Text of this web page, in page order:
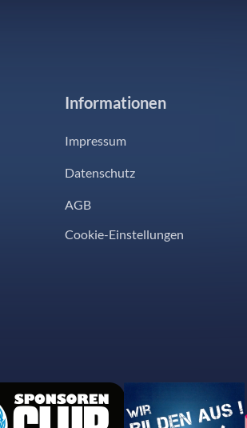
Informationen
Impressum
Datenschutz
AGB
Cookie-Einstellungen